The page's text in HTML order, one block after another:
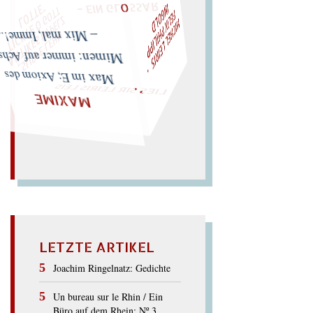
„
S
U
P
P
E
L
E
H
M
A
N
T
I
K
E
S
I
M
P
E
L
Z
T
I
C
K
T
E
O
G
O
T
T
L
O
T
T
E
"
Max im E; Axiom des
immer auf Achse!
mal, Imme!.. M
I
C
H
E
L
L
E
I
R
I
S
・
F
E
L
I
X
P
H
I
L
I
P
P
I
N
G
O
L
D
LIES SIR LEIRIS LEIS
LETZTE ARTIKEL
Joachim Ringelnatz: Gedichte
Un bureau sur le Rhin / Ein